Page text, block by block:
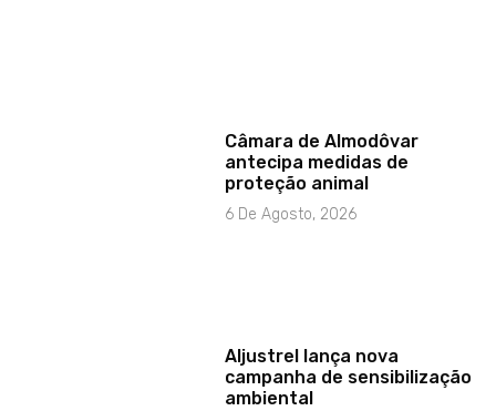
Câmara de Almodôvar
antecipa medidas de
proteção animal
6 De Agosto, 2026
Aljustrel lança nova
campanha de sensibilização
ambiental